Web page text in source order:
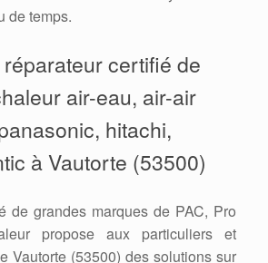
de temps.
réparateur certifié de
air-eau, air-air
hitachi,
à Vautorte (53500)
de grandes marques de PAC, Pro
propose aux particuliers et
Vautorte (53500) des solutions sur